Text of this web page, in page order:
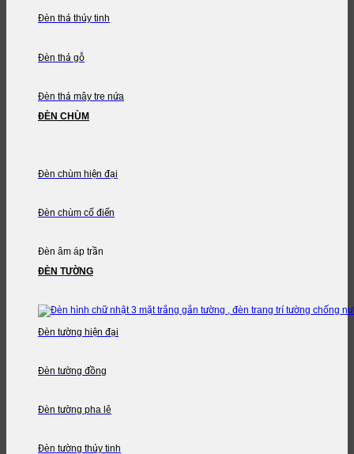
Đèn thả thủy tinh
Đèn thả gỗ
Đèn thả mây tre nứa
ĐÈN CHÙM
Đèn chùm hiện đại
Đèn chùm cổ điển
Đèn âm áp trần
ĐÈN TƯỜNG
Đèn tường hiện đại
Đèn tường đồng
Đèn tường pha lê
Đèn tường thủy tinh